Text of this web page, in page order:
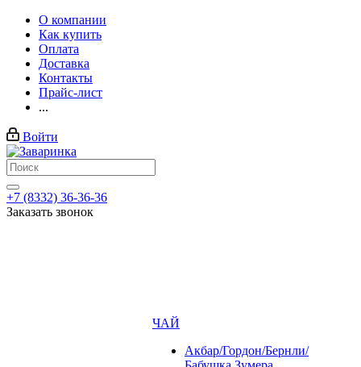
О компании
Как купить
Оплата
Доставка
Контакты
Прайс-лист
...
Войти
+7 (8332) 36-36-36
Заказать звонок
ЧАЙ
Акбар/Гордон/Бернли/